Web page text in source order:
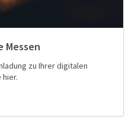
Messen
zu Ihrer digitalen